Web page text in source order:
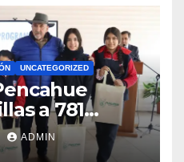
UNCATEGORIZED
a 781
recursos del
ADMIN